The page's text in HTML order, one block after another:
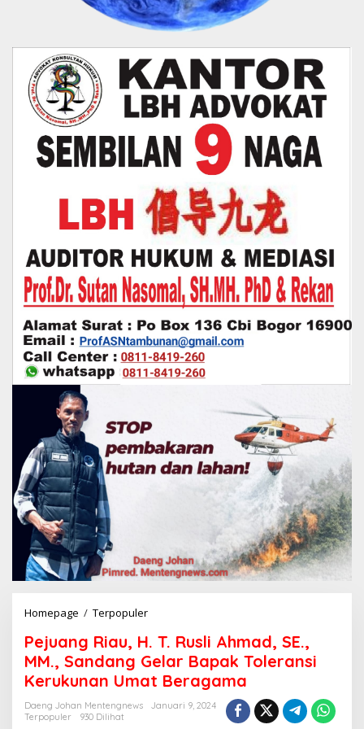
Homepage / Terpopuler
u
a
n
Pejuang Riau, H. T. Rusli Ahmad, SE.,
MM., Sandang Gelar Bapak Toleransi
Kerukunan Umat Beragama
Daeng Johan Mentengnews
Januari 9, 2024
Terpopuler
930 Dilihat